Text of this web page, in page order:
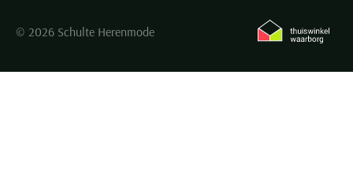
© 2026 Schulte Herenmode